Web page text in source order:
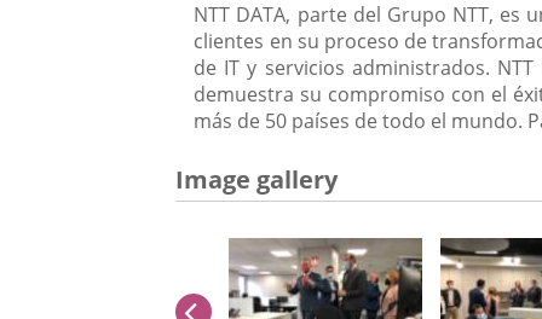
NTT DATA, parte del Grupo NTT, es
clientes en su proceso de
de IT y servicios administrados.
demuestra su compromiso con el
más de 50 países de todo el mundo.
Image gallery
previus